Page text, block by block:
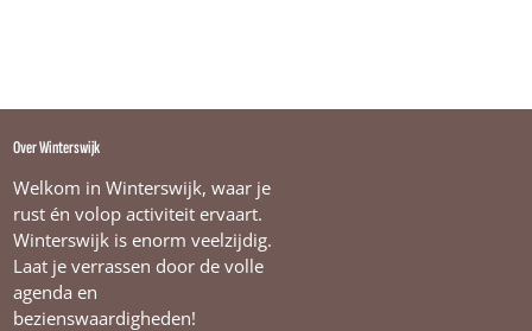
Over Winterswijk
Welkom in Winterswijk, waar je
rust én volop activiteit ervaart.
Winterswijk is enorm veelzijdig.
Laat je verrassen door de volle
agenda en
bezienswaardigheden!